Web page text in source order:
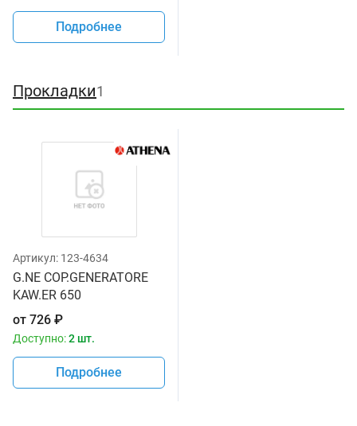
Подробнее
Прокладки1
Артикул: 123-4634
G.NE COP.GENERATORE
KAW.ER 650
от 726 ₽
Доступно:2 шт.
Подробнее